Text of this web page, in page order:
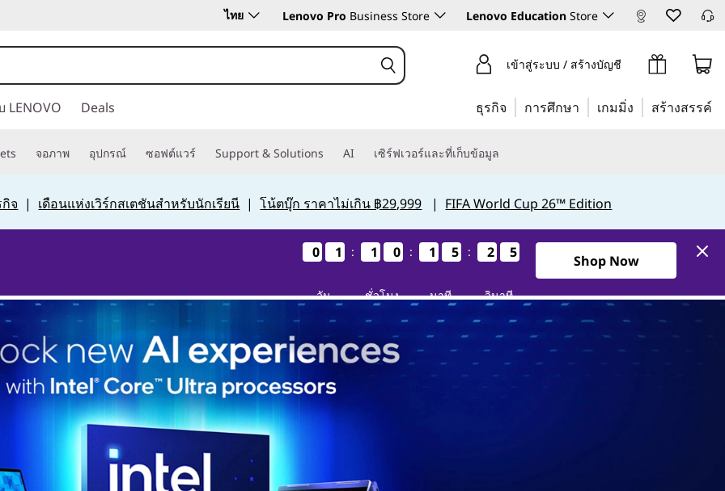
ไทย Lenovo Pro Business Store Lenovo Education Store
เข้าสู่ระบบ / สร้างบัญชี
LENOVO Deals ธุรกิจ การศึกษา เกมมิ่ง สร้างสรรค์
จอภาพ อุปกรณ์ ซอฟต์แวร์ Support & Solutions AI เซิร์ฟเวอร์และที่เก็บข้อมูล
จ | เดือนแห่งเวิร์กสเตชันสำหรับนักเรียนี |โน้ตบุ๊ก ราคาไม่เกิน ฿29,999 | FIFA World Cup 26™ Edition
0
0
0
0 1
1
1
1
วัน
: 1
1
1
1 0
0
0
0
ชั่วโมง
: 1
1
1
1 5
5
5
5
นาที
: 2
2
2
2 3
3
3
3
วินาที
1วัน10ชั่วโมง15นาที23วินาที
Shop Now